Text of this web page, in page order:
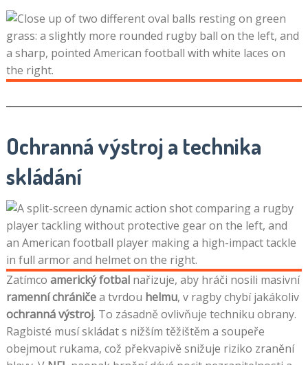
Ochranná výstroj a technika
skládání
Zatímco americký fotbalnařizuje, aby hráči nosili masivní
ramenní chráničea tvrdou helmu, v ragby chybí jakákoliv
ochranná výstroj. To zásadně ovlivňuje techniku obrany.
Ragbisté musí skládat s nižším těžištěm a soupeře
obejmout rukama, což překvapivě snižuje riziko zranění